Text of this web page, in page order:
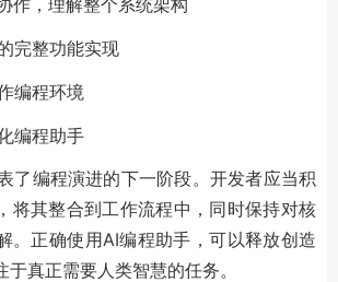
完整功能实现
编程环境
编程助手
了编程演进的下一阶段。开发者应当积
将其整合到工作流程中，同时保持对核
。正确使用AI编程助手，可以释放创造
真正需要人类智慧的任务。